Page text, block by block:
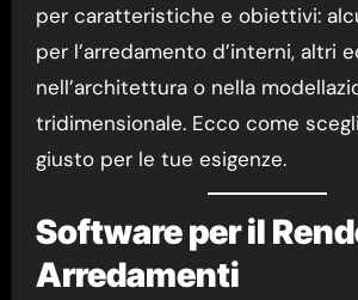
per caratteristiche e obiettivi:
per l’arredamento d’interni, altri
nell’architettura o nella
tridimensionale. Ecco come
giusto per le tue esigenze.
Software per il
Arredamenti